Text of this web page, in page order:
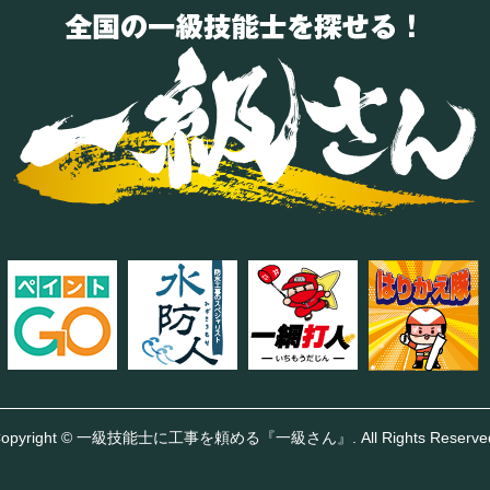
© 一級技能士に工事を頼める『一級さん』 . All Rights